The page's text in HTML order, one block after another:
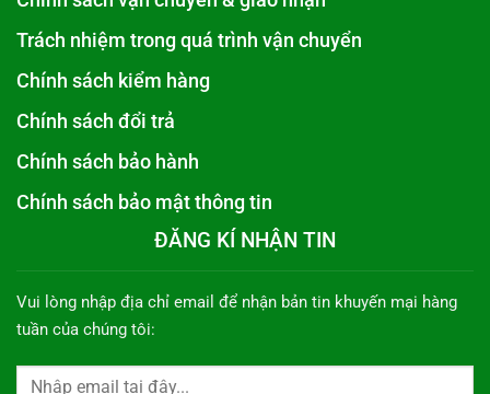
Trách nhiệm trong quá trình vận chuyển
Chính sách kiểm hàng
Chính sách đổi trả
Chính sách bảo hành
Chính sách bảo mật thông tin
ĐĂNG KÍ NHẬN TIN
Vui lòng nhập địa chỉ email để nhận bản tin khuyến mại hàng
tuần của chúng tôi: